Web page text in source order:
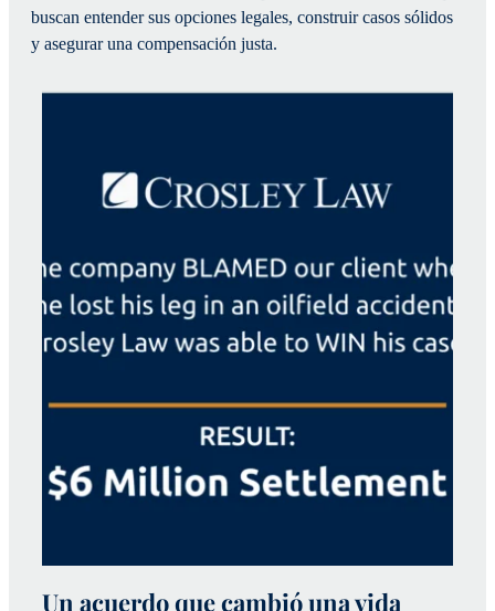
Un acuerdo que cambió una vida
buscan entender sus opciones legales, construir casos sólidos
y asegurar una compensación justa.